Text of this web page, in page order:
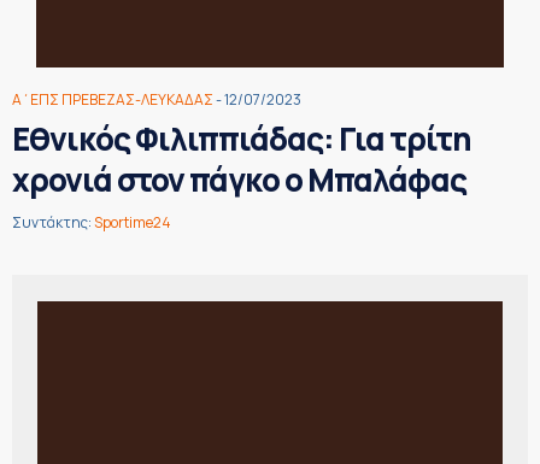
Α΄ΕΠΣ ΠΡΕΒΕΖΑΣ-ΛΕΥΚΑΔΑΣ- 12/07/2023
Εθνικός Φιλιππιάδας: Για τρίτη
χρονιά στον πάγκο ο Μπαλάφας
Συντάκτης:Sportime24